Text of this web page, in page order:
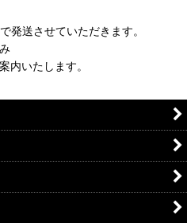
発送させていただきます。
内いたします。